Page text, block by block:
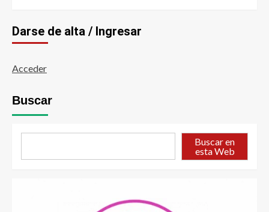
Guía
de
Darse de alta / Ingresar
Acceder
Buscar
Buscar en
esta Web